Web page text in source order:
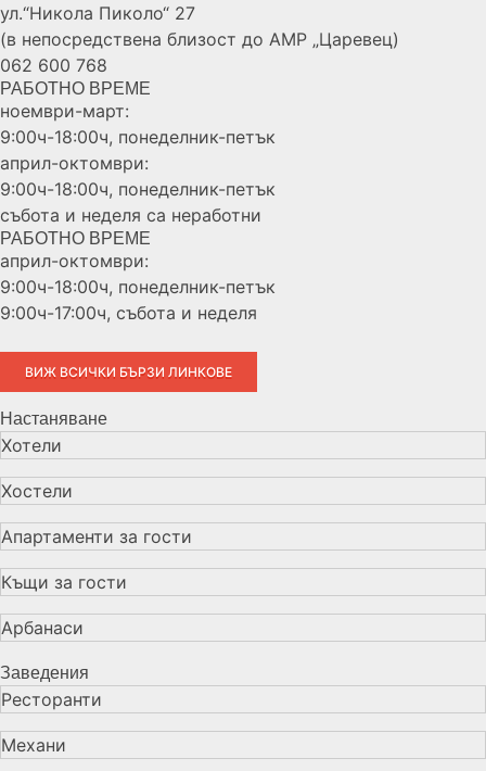
ул.“Никола Пиколо“ 27
(в непосредствена близост до АМР „Царевец)
062 600 768
РАБОТНО ВРЕМЕ
ноември-март:
9:00ч-18:00ч, понеделник-петък
април-октомври:
9:00ч-18:00ч, понеделник-петък
събота и неделя са неработни
РАБОТНО ВРЕМЕ
април-октомври:
9:00ч-18:00ч, понеделник-петък
9:00ч-17:00ч, събота и неделя
ВИЖ ВСИЧКИ БЪРЗИ ЛИНКОВЕ
Настаняване
Хотели
Хостели
Апартаменти за гости
Къщи за гости
Арбанаси
Заведения
Ресторанти
Механи